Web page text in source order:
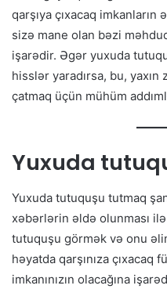
qarşıya çıxacaq
sizə mane olan bəzi
işarədir. Əgər yuxuda
hisslər yaradırsa, bu,
çatmaq üçün mühüm
Yuxuda
Yuxuda tutuquşu tutmaq
xəbərlərin əldə olunması
tutuquşu görmək və onu
həyatda qarşınıza
imkanınızın olacağına